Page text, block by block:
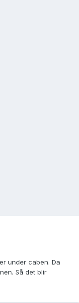
under caben. Da
Så det blir